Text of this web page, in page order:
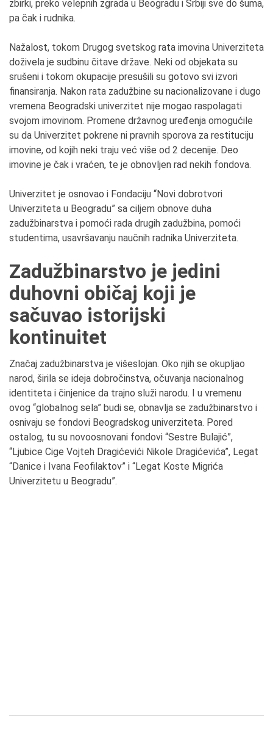
zbirki, preko velepnih zgrada u Beogradu i Srbiji sve do šuma,
pa čak i rudnika.
Nažalost, tokom Drugog svetskog rata imovina Univerziteta
doživela je sudbinu čitave države. Neki od objekata su
srušeni i tokom okupacije presušili su gotovo svi izvori
finansiranja. Nakon rata zadužbine su nacionalizovane i dugo
vremena Beogradski univerzitet nije mogao raspolagati
svojom imovinom. Promene državnog uređenja omogućile
su da Univerzitet pokrene ni pravnih sporova za restituciju
imovine, od kojih neki traju već više od 2 decenije. Deo
imovine je čak i vraćen, te je obnovljen rad nekih fondova.
Univerzitet je osnovao i Fondaciju “Novi dobrotvori
Univerziteta u Beogradu” sa ciljem obnove duha
zadužbinarstva i pomoći rada drugih zadužbina, pomoći
studentima, usavršavanju naučnih radnika Univerziteta.
Zadužbinarstvo je jedini
duhovni običaj koji je
sačuvao istorijski
kontinuitet
Značaj zadužbinarstva je višeslojan. Oko njih se okupljao
narod, širila se ideja dobročinstva, očuvanja nacionalnog
identiteta i činjenice da trajno služi narodu. I u vremenu
ovog “globalnog sela” budi se, obnavlja se zadužbinarstvo i
osnivaju se fondovi Beogradskog univerziteta. Pored
ostalog, tu su novoosnovani fondovi “Sestre Bulajić”,
“Ljubice Cige Vojteh Dragićevići Nikole Dragićevića”, Legat
“Danice i Ivana Feofilaktov” i “Legat Koste Migrića
Univerzitetu u Beogradu”.